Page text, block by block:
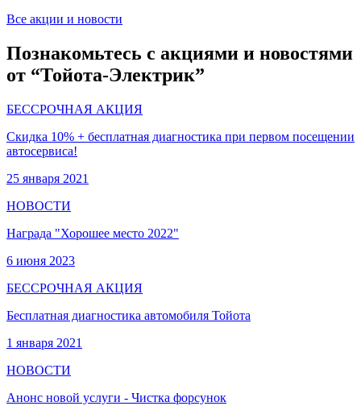
Все акции и новости
Познакомьтесь с акциями и новостями
от “Тойота-Электрик”
БЕССРОЧНАЯ АКЦИЯ
Скидка 10% + бесплатная диагностика при первом посещении
автосервиса!
25 января 2021
НОВОСТИ
Награда "Хорошее место 2022"
6 июня 2023
БЕССРОЧНАЯ АКЦИЯ
Бесплатная диагностика автомобиля Тойота
1 января 2021
НОВОСТИ
Анонс новой услуги - Чистка форсунок